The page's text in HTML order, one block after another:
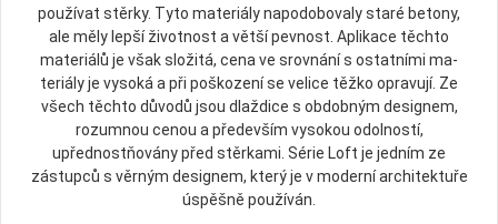
používat stěrky. Tyto materiály napodo­bovaly staré betony,
ale měly lepší životnost a větší pevnost. Aplikace těchto
materiálů je však složitá, cena ve srovnání s ostatními ma­
teriály je vysoká a při poškození se velice těžko opravují. Ze
všech těchto důvodů jsou dlaždice s obdobným designem,
rozumnou cenou a především vysokou odolností,
upřednostňovány před stěrkami. Série Loft je jedním ze
zástupců s věrným designem, který je v moderní architektuře
úspěšně používán.